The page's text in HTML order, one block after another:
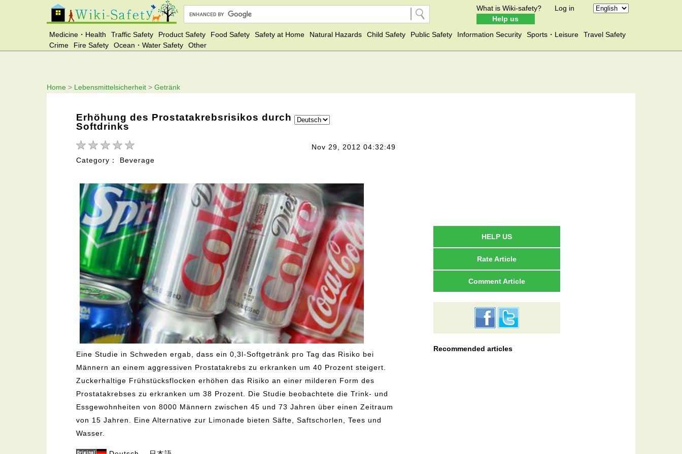
What is Wiki-safety?
Help us
Log in
Medicine・Health Traffic Safety Product Safety Food Safety Safety at Home Natural Hazards Child Safety Public Safety Information Security Sports・Leisure
Travel Safety
Crime
Fire Safety Ocean・Water Safety Other
Home > Lebensmittelsicherheit > Getränk
Erhöhung des Prostatakrebsrisikos durch
Softdrinks
Nov 29, 2012 04:32:49
Category： Beverage
Eine Studie in Schweden ergab, dass ein 0,3l-Softgetränk pro Tag das Risiko bei
Männern an einem aggressiven Prostatakrebs zu erkranken um 40 Prozent steigert.
Zuckerhaltige Frühstücksflocken erhöhen das Risiko an einer milderen Form des
Prostatakrebses zu erkranken um 38 Prozent. Die Studie beobachtete die Trink- und
Essgewohnheiten von 8000 Männern zwischen 45 und 73 Jahren über einen Zeitraum
von 15 Jahren. Eine Alternative zur Limonade bieten Säfte, Saftschorlen, Tees und
Wasser.
HELP US
Rate Article
Comment Article
Recommended articles